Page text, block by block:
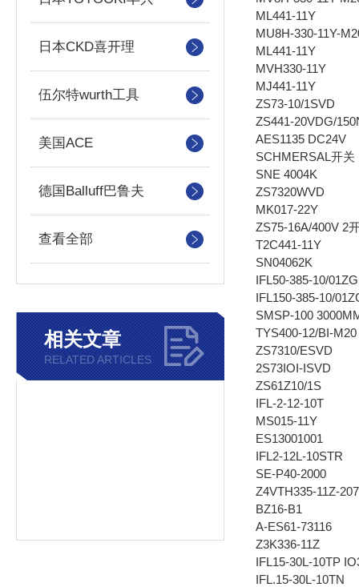
日本CKD喜开理
伍尔特wurth工具
美国ACE
德国Balluff巴鲁夫
查看全部
相关文章
RELATED ARTICLES
ML441-11Y
MU8H-330-11Y-
ML441-11Y
MVH330-11Y
MJ441-11Y
ZS73-10/1SVD
ZS441-20VDG/
AES1135 DC24V
SCHMERSAL开关
SNE 4004K
ZS7320WVD
MK017-22Y
ZS75-16A/400V 2
T2C441-11Y
SN04062K
IFL50-385-10/01ZG
IFL150-385-10/
SMSP-100
TYS400-12/BI-M20
ZS7310/ESVD
2S73IOI-ISVD
ZS61Z10/1S
IFL-2-12-10T
MS015-11Y
ES13001001
IFL2-12L-10STR
SE-P40-2000
Z4VTH335-11Z-
BZ16-B1
A-ES61-73116
Z3K336-11Z
IFL15-30L-10TP
IFL.15-30L-10TN